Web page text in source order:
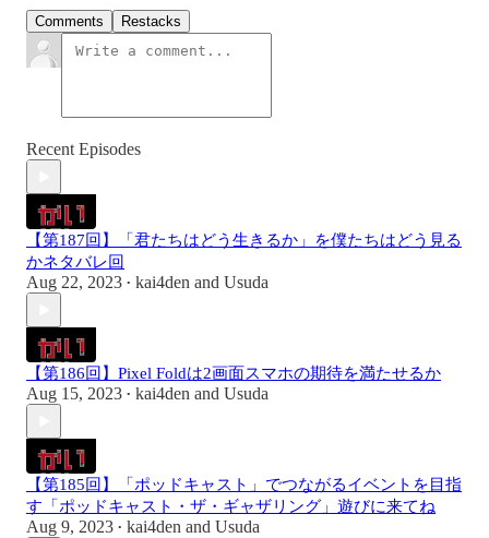
Comments Restacks
Recent Episodes
【第187回】「君たちはどう生きるか」を僕たちはどう見る
かネタバレ回
Aug 22, 2023 • kai4den and Usuda
【第186回】Pixel Foldは2画面スマホの期待を満たせるか
Aug 15, 2023 • kai4den and Usuda
【第185回】「ポッドキャスト」でつながるイベントを目指
す「ポッドキャスト・ザ・ギャザリング」遊びに来てね
Aug 9, 2023 • kai4den and Usuda